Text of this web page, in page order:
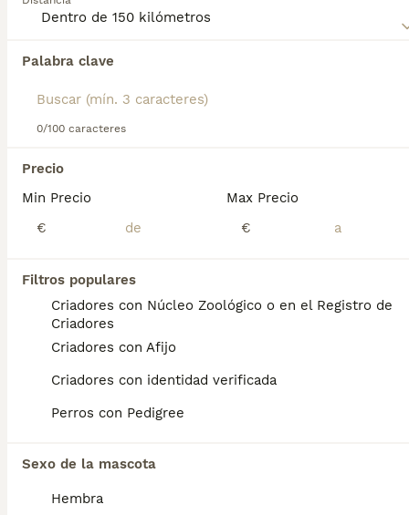
Palabra clave
0/100 caracteres
Precio
Min Precio
€
Max Precio
€
Filtros populares
Criadores con Núcleo Zoológico o en el Registro de
Criadores
Criadores con Afijo
Criadores con identidad verificada
Perros con Pedigree
Sexo de la mascota
Hembra
Encontramos 0 Grifón Azul de Gascuña
Si deseas exactamente esta búsqueda guarda tu
búsqueda y espera el resultado perfecto:
Preguntas frecuentes
¿Qué tamaño tiene un Grifón
azul de Gascuña?
Apariencia. Este grifón azul tiene un tamaño
medio (50 a 57 cm) hasta la cruz, con un
manto áspero que lo caracteriza (como
grifón que es) de color moteado azulado,
curvada.